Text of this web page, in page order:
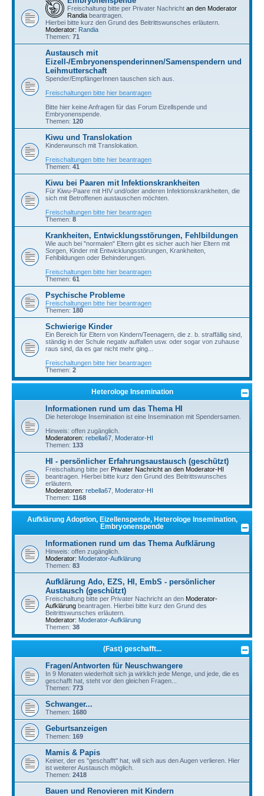
Freischaltung bitte per Privater Nachricht an den Moderator
Randia beantragen.
Hierbei bitte kurz den Grund des Beitrittswunsches erläutern.
Moderator: Randia
Themen: 71
Austausch mit
Eizell-/Embryonenspenderinnen/Samenspendern und
Leihmutterschaft
Spender/EmpfängerInnen tauschen sich aus.
Freischaltungen bitte hier beantragen
Bitte hier keine Anfragen für das Forum Eizellspende und
Embryonenspende.
Themen: 120
Kiwu und Translokation
Kinderwunsch mit Translokation.
Freischaltungen bitte hier beantragen
Themen: 41
Kiwu bei Paaren mit Infektionskrankheiten
Für Kiwu-Paare mit HIV und/oder anderen Infektionskrankheiten, die
sich mit Betroffenen austauschen möchten.
Freischaltungen bitte hier beantragen
Themen: 8
Krankheiten, Entwicklungsstörungen, Fehlbildungen
Wie auch bei "normalen" Eltern gibt es sicher auch hier Eltern mit
Sorgen, Kinder mit Entwicklungsstörungen, Krankheiten,
Fehlbildungen oder Behinderungen.
Freischaltungen bitte hier beantragen
Themen: 61
Psychische Probleme
Freischaltungen bitte hier beantragen
Themen: 180
Schwierige Kinder
Ein Bereich für Eltern von Kindern/Teenagern, die z. b. straffällig sind,
ständig in der Schule negativ auffallen usw. oder sogar von zuhause
raus sind, da es gar nicht mehr ging...
Freischaltungen bitte hier beantragen
Themen: 2
Heterologe Insemination
Informationen rund um das Thema HI
Die heterologe Insemination ist eine Insemination mit Spendersamen.
Hinweis: offen zugänglich.
Moderatoren: rebella67 Moderator-HI
Themen: 133
HI - persönlicher Erfahrungsaustausch (geschützt)
Freischaltung bitte per Privater Nachricht an den Moderator-HI
beantragen. Hierbei bitte kurz den Grund des Beitrittswunsches
erläutern.
Moderatoren: rebella67 Moderator-HI
Themen: 1168
Aufklärung Adoption, Eizellenspende, Heterologe Insemination,
Embryonenspende
Informationen rund um das Thema Aufklärung
Hinweis: offen zugänglich.
Moderator: Moderator-Aufklärung
Themen: 83
Aufklärung Ado, EZS, HI, EmbS - persönlicher
Austausch (geschützt)
Freischaltung bitte per Privater Nachricht an den Moderator-
Aufklärung beantragen. Hierbei bitte kurz den Grund des
Beitrittswunsches erläutern.
Moderator: Moderator-Aufklärung
Themen: 38
(Fast) geschafft...
Fragen/Antworten für Neuschwangere
In 9 Monaten wiederholt sich ja wirklich jede Menge, und jede, die es
geschafft hat, steht vor den gleichen Fragen...
Themen: 773
Schwanger...
Themen: 1680
Geburtsanzeigen
Themen: 169
Mamis & Papis
Keiner, der es "geschafft" hat, will sich aus den Augen verlieren. Hier
ist weiterer Austausch möglich.
Themen: 2418
Bauen und Renovieren mit Kindern